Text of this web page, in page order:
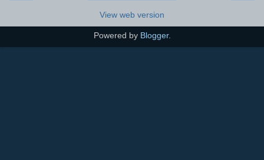
View web version
Powered by Blogger.